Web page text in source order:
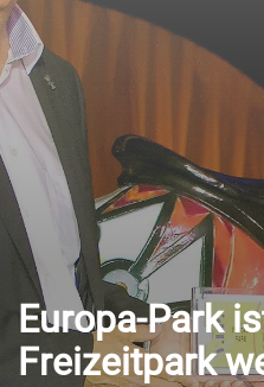
Europa-Park
Freizeitpark